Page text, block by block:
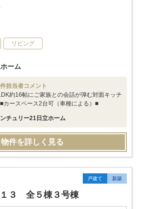
リビング
ーム
担当者コメント
約16帖にご家族との会話が弾む対面キッチ
カースペース2台可（車種による）■
チュリー21日立ホーム
物件を詳しく見る
戸建て 新築
３ 全５棟３号棟